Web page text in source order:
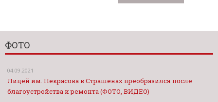
ФОТО
04.09.2021
Лицей им. Некрасова в Страшенах преобразился после
благоустройства и ремонта (ФОТО, ВИДЕО)